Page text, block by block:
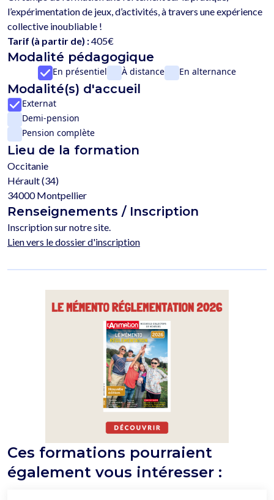
l’expérimentation de jeux, d’activités, à travers une expérience
Tarif (à partir de) :405€
Modalité pédagogique
En présentiel À distance En alternance
Modalité(s) d'accueil
Externat
Demi-pension
Pension complète
Lieu de la formation
Occitanie
Hérault (34)
34000 Montpellier
Renseignements / Inscription
Inscription sur notre site.
Lien vers le dossier d'inscription
Ces formations pourraient
également vous intéresser :